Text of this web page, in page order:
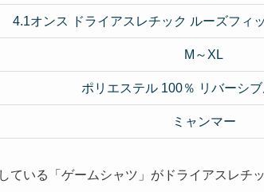
4.1オンス ドライアスレチック ルーズフィ
M～XL
ポリエステル 100％ リバーシブ
ミャンマー
ている「ゲームシャツ」がドライアスレチ